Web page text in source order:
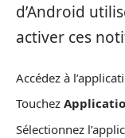
d’Android
activer ces
Accédez à
Touchez
Sélectionnez